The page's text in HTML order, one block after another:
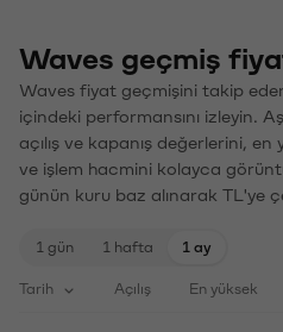
Waves geçmiş
Waves fiyat geçmişini takip
içindeki performansını izleyin.
açılış ve kapanış değerlerini,
ve işlem hacmini kolayca
günün kuru baz alınarak TL'ye
1 gün 1 hafta 1 ay
Tarih Açılış En yüksek